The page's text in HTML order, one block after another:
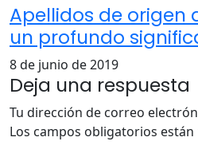
Apellidos de origen
un profundo
8 de junio de 2019
Deja una respuesta
Tu dirección de correo
Los campos obligatorios